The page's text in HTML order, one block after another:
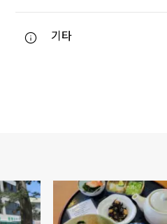
기타